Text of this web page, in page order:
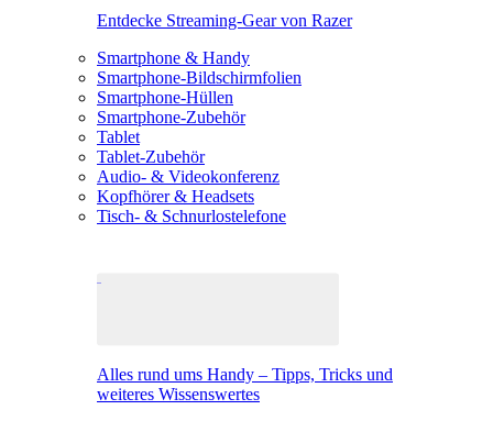
Entdecke Streaming-Gear von Razer
Smartphone & Handy
Smartphone-Bildschirmfolien
Smartphone-Hüllen
Smartphone-Zubehör
Tablet
Tablet-Zubehör
Audio- & Videokonferenz
Kopfhörer & Headsets
Tisch- & Schnurlostelefone
Alles rund ums Handy – Tipps, Tricks und
weiteres Wissenswertes